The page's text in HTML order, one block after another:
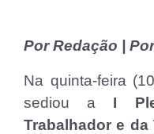
Por Redação |
Na quinta-feira
sediou a I
Trabalhador e da